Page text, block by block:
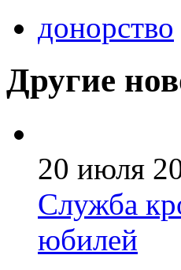
донорство
Другие
20 июля
Служба
юбилей